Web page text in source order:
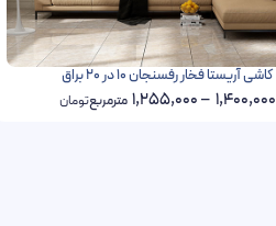
کاشی آریستا فخار رفسنجان 10 در 20 براق
1,400,000
–
1,255,000 مترمربعتومان